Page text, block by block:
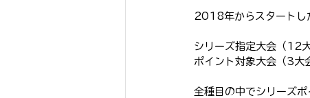
2018年からスタートし
シリーズ指定大会（12大
ポイント対象大会（3大
全種目の中でシリーズ